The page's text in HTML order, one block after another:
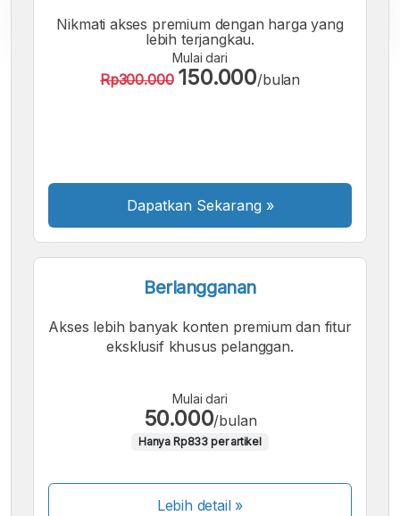
A A A
Nikmati akses premium dengan harga yang
lebih terjangkau.
Mulai dari
Rp300.000 150.000/bulan
Dapatkan Sekarang »
Berlangganan
Akses lebih banyak konten premium dan fitur
eksklusif khusus pelanggan.
Mulai dari
50.000/bulan
Hanya Rp833 per artikel
Lebih detail »